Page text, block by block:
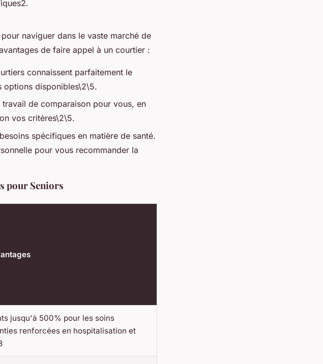
naviguer dans le vaste marché de
de faire appel à un courtier :
connaissent parfaitement le
options disponibles\2\5.
de comparaison pour vous, en
vos critères\2\5.
spécifiques en matière de santé.
pour vous recommander la
pour Seniors
jusqu'à 500% pour les soins
renforcées en hospitalisation et